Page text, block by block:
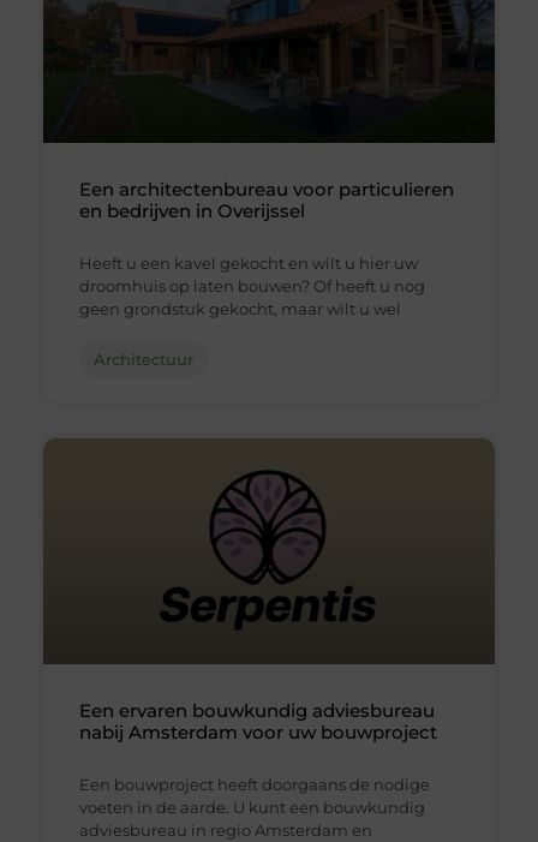
Een architectenbureau voor particulieren
en bedrijven in Overijssel
Heeft u een kavel gekocht en wilt u hier uw
droomhuis op laten bouwen? Of heeft u nog
geen grondstuk gekocht, maar wilt u wel
Architectuur
Een ervaren bouwkundig adviesbureau
nabij Amsterdam voor uw bouwproject
Een bouwproject heeft doorgaans de nodige
voeten in de aarde. U kunt een bouwkundig
adviesbureau in regio Amsterdam en